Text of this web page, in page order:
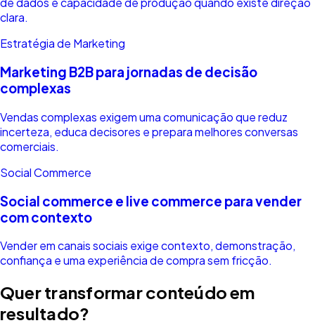
clara.
Estratégia de Marketing
Marketing B2B para jornadas de decisão
complexas
Vendas complexas exigem uma comunicação que reduz
incerteza, educa decisores e prepara melhores conversas
comerciais.
Social Commerce
Social commerce e live commerce para vender
com contexto
Vender em canais sociais exige contexto, demonstração,
confiança e uma experiência de compra sem fricção.
Quer transformar conteúdo em
resultado?